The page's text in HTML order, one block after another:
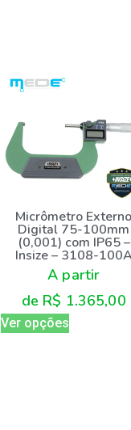
Micrômetro Externo
Digital 75-100mm
(0,001) com IP65 –
Insize – 3108-
A partir
de R$ 1.365,00
Ver opções